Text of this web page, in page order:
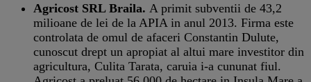
Agricost SRL Braila. A primit subventii de 43,2
milioane de lei de la APIA in anul 2013. Firma este
controlata de omul de afaceri Constantin Dulute,
cunoscut drept un apropiat al altui mare investitor din
agricultura, Culita Tarata, caruia i-a cununat fiul.